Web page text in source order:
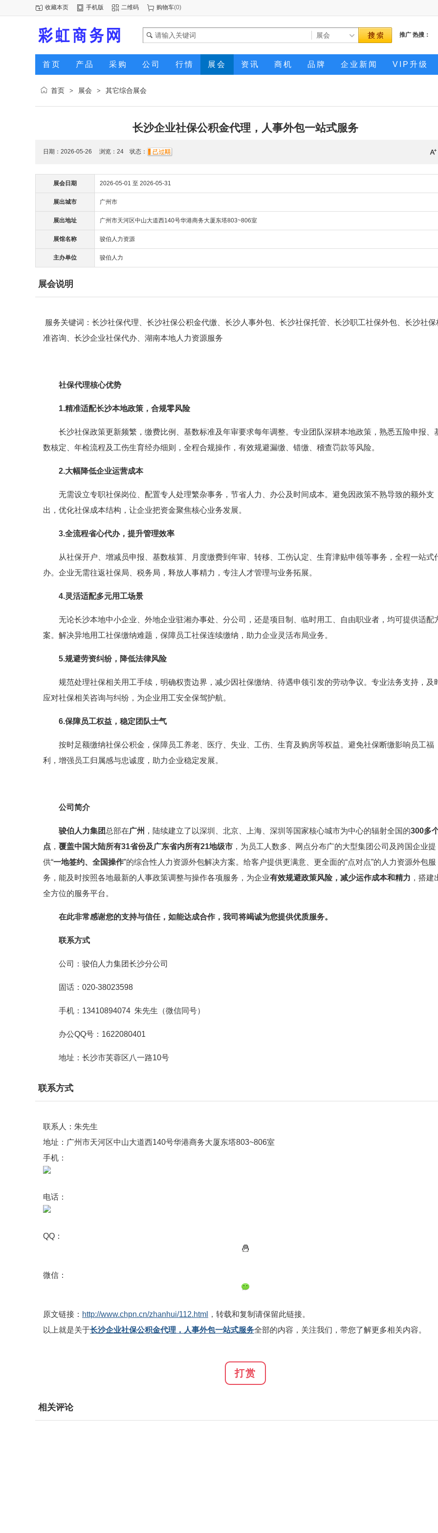
收藏本页 手机版 二维码 购物车(0)
推广 热搜：
首页 产品 采购 公司 行情 展会 资讯 商机 品牌 企业新闻 VIP升级
首页 > 展会 > 其它综合展会
长沙企业社保公积金代理，人事外包一站式服务
日期：2026-05-26 浏览： 24 状态：
展会日期 2026-05-01 至 2026-05-31
展出城市 广州市
展出地址 广州市天河区中山大道西140号华港商务大厦东塔803~806室
展馆名称 骏伯人力资源
主办单位 骏伯人力
展会说明
服务关键词：长沙社保代理、长沙社保公积金代缴、长沙人事外包、长沙社保托管、长沙职工社保外包、长沙社保
准咨询、长沙企业社保代办、湖南本地人力资源服务
社保代理核心优势
1.精准适配长沙本地政策，合规零风险
长沙社保政策更新频繁，缴费比例、基数标准及年审要求每年调整。专业团队深耕本地政策，熟悉五险申报、
数核定、年检流程及工伤生育经办细则，全程合规操作，有效规避漏缴、错缴、稽查罚款等风险。
2.大幅降低企业运营成本
无需设立专职社保岗位、配置专人处理繁杂事务，节省人力、办公及时间成本。避免因政策不熟导致的额外支
出，优化社保成本结构，让企业把资金聚焦核心业务发展。
3.全流程省心代办，提升管理效率
从社保开户、增减员申报、基数核算、月度缴费到年审、转移、工伤认定、生育津贴申领等事务，全程一站式
办。企业无需往返社保局、税务局，释放人事精力，专注人才管理与业务拓展。
4.灵活适配多元用工场景
无论长沙本地中小企业、外地企业驻湘办事处、分公司，还是项目制、临时用工、自由职业者，均可提供适配
案。解决异地用工社保缴纳难题，保障员工社保连续缴纳，助力企业灵活布局业务。
5.规避劳资纠纷，降低法律风险
规范处理社保相关用工手续，明确权责边界，减少因社保缴纳、待遇申领引发的劳动争议。专业法务支持，及
应对社保相关咨询与纠纷，为企业用工安全保驾护航。
6.保障员工权益，稳定团队士气
按时足额缴纳社保公积金，保障员工养老、医疗、失业、工伤、生育及购房等权益。避免社保断缴影响员工福
利，增强员工归属感与忠诚度，助力企业稳定发展。
公司 简介
骏伯人力集团 总部在广州 ，陆续建立了以深圳、北京、上海、深圳等国家核心城市为中心的辐射全国的300多
点 ， 覆盖中国大陆所有31省份及广东省内所有21地级市 ，为员工人数多、网点分布广的大型集团公司及跨国企业提
供“一地签约、全国操作”的综合性人力资源外包解决方案。给客户提供更满意、更全面的“点对点”的人力资源外包服
务，能及时按照各地最新的人事政策调整与操作各项服务，为企业有效规避政策风险，减少运作成本和精力 ，搭建
全方位的服务平台。
在此非常感谢您的支持与信任，如能达成合作，我司将竭诚为您提供优质服务。
联系方式
公司：骏伯人力集团长沙分公司
固话：020-38023598
手机：13410894074 朱先生（微信同号）
办公QQ号：1622080401
地址：长沙市芙蓉区八一路10号
联系方式
联系人：朱先生
地址：广州市天河区中山大道西140号华港商务大厦东塔803~806室
手机：
电话：
QQ：
微信：
原文链接： http://www.chpn.cn/zhanhui/112.html
，转载和复制请保留此链接。
以上就是关于长沙企业社保公积金代理，人事外包一站式服务全部的内容，关注我们，带您了解更多相关内容。
打赏
相关评论